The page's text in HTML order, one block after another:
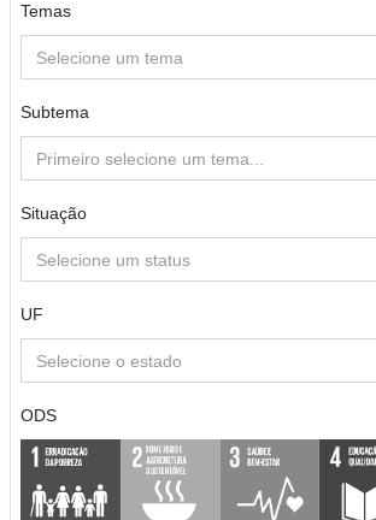
Temas
Selecione um tema
Subtema
Primeiro selecione um tema...
Situação
Selecione um status
UF
Selecione o estado
ODS